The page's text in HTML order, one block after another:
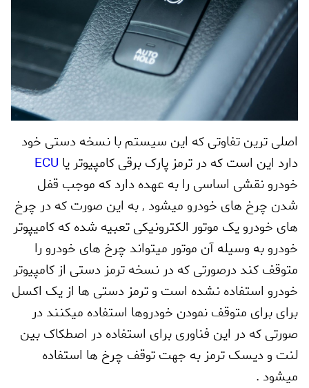
اصلی ترین تفاوتی که این سیستم با نسخه دستی خود
دارد این است که در ترمز پارک برقی کامپیوتر یا ECU
خودرونقشی اساسی را به عهده دارد که موجب قفل
شدن چرخ های خودرو میشود ,به این صورت که در چرخ
های خودرو یک موتور الکترونیکی تعبیه شده که کامیپوتر
خودرو به وسیله آن موتور میتواند چرخ های خودرو را
متوقف کند درصورتی که در نسخه ترمز دستی از کامپیوتر
خودرو استفاده نشده است و ترمز دستی ها از یک اکسل
برای برای متوقف نمودن خودروها استفاده میکنند در
صورتی که در این فناوری برای استفاده در اصطکاک بین
لنت و دیسک ترمز به جهت توقف چرخ ها استفاده
میشود .